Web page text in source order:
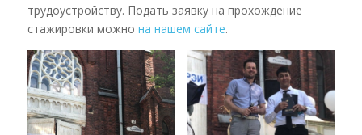
трудоустройству. Подать заявку на прохождение
стажировки можно на нашем сайте.